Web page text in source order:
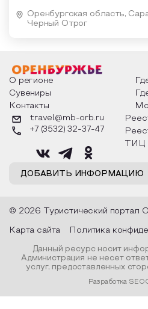
Оренбургская область,
Черный Отрог
О регионе
Сувениры
Контакты
ДОБАВИТЬ ИНФОРМАЦИЮ
travel@mb-orb.ru
+7 (3532) 32-37-47
ТИЦ
© 2026 Туристический портал
Карта сайта Политика
Данный ресурс носит
Администрация не несет
услуг, предоставленных
Разработка